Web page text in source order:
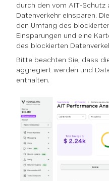
durch den vom AIT-
Datenverkehr einsparen.
den Umfang des
Einsparungen und eine
des blockierten
Bitte beachten Sie, dass
aggregiert werden und
enthalten.